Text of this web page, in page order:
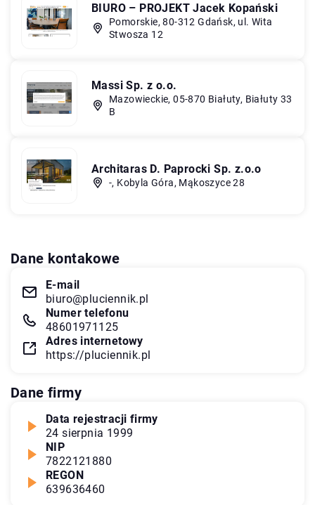
BIURO – PROJEKT Jacek Kopański
Pomorskie, 80-312 Gdańsk, ul. Wita
Stwosza 12
Massi Sp. z o.o.
Mazowieckie, 05-870 Białuty, Białuty 33
B
Architaras D. Paprocki Sp. z.o.o
-, Kobyla Góra, Mąkoszyce 28
Dane kontakowe
E-mail
biuro@pluciennik.pl
Numer telefonu
48601971125
Adres internetowy
https://pluciennik.pl
Dane firmy
Data rejestracji firmy
24 sierpnia 1999
NIP
7822121880
REGON
639636460